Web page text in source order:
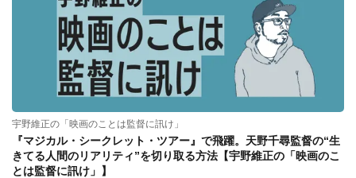
宇野維正の「映画のことは監督に訊け」
『マジカル・シークレット・ツアー』で飛躍。天野千尋監督の“生
きてる人間のリアリティ”を切り取る方法【宇野維正の「映画のこ
とは監督に訊け」】